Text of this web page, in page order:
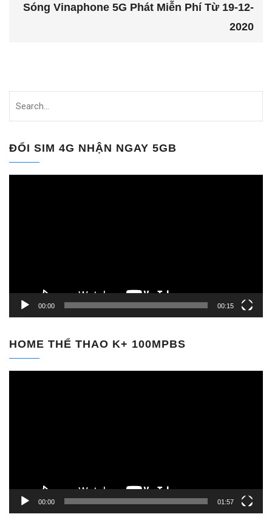
Sóng Vinaphone 5G Phát Miễn Phí Từ 19-12-
2020
ĐỔI SIM 4G NHẬN NGAY 5GB
00:00 00:15
HOME THỂ THAO K+ 100MPBS
00:00 01:57